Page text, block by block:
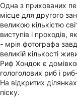
Одна з прихованих
місце для другого
великою кількістю
виступів і проходів,
- мрія фотографа
великій кількості
Риф Хондок є
гологолових риб і
На відкритих
піску.